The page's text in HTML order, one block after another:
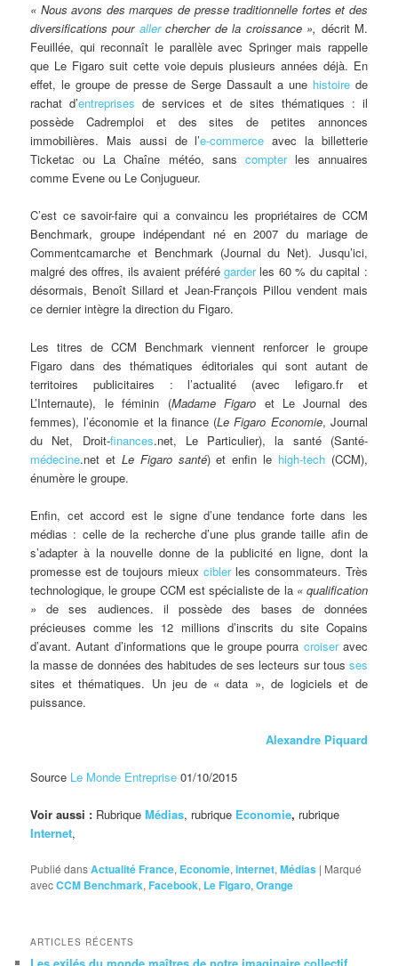
« Nous avons des marques de presse traditionnelle fortes et des
diversifications pour allerchercher de la croissance », décrit M.
Feuillée, qui reconnaît le parallèle avec Springer mais rappelle
que Le Figaro suit cette voie depuis plusieurs années déjà. En
effet, le groupe de presse de Serge Dassault a une histoirede
rachat d’entreprises de services et de sites thématiques : il
possède Cadremploi et des sites de petites annonces
immobilières. Mais aussi de l’e-commerce avec la billetterie
Ticketac ou La Chaîne météo, sans compterles annuaires
comme Evene ou Le Conjugueur.
C’est ce savoir-faire qui a convaincu les propriétaires de CCM
Benchmark, groupe indépendant né en 2007 du mariage de
Commentcamarche et Benchmark (Journal du Net). Jusqu’ici,
malgré des offres, ils avaient préféré garderles 60 % du capital :
désormais, Benoît Sillard et Jean-François Pillou vendent mais
ce dernier intègre la direction du Figaro.
Les titres de CCM Benchmark viennent renforcer le groupe
Figaro dans des thématiques éditoriales qui sont autant de
territoires publicitaires : l’actualité (avec lefigaro.fr et
L’Internaute), le féminin (Madame Figaro et Le Journal des
femmes), l’économie et la finance (Le Figaro Economie, Journal
du Net, Droit-finances.net, Le Particulier), la santé (Santé-
médecine.net et Le Figaro santé) et enfin le high-tech (CCM),
énumère le groupe.
Enfin, cet accord est le signe d’une tendance forte dans les
médias : celle de la recherche d’une plus grande taille afin de
s’adapter à la nouvelle donne de la publicité en ligne, dont la
promesse est de toujours mieux ciblerles consommateurs. Très
technologique, le groupe CCM est spécialiste de la « qualification
» de ses audiences. il possède des bases de données
précieuses comme les 12 millions d’inscrits du site Copains
d’avant. Autant d’informations que le groupe pourra croiseravec
la masse de données des habitudes de ses lecteurs sur tous ses
sites et thématiques. Un jeu de « data », de logiciels et de
puissance.
Alexandre Piquard
Source Le Monde Entreprise 01/10/2015
Voir aussi : RubriqueMédias, rubrique Economie, rubrique
Internet,
Publié dansActualité France, Economie,internet,Médias | Marqué
avecCCM Benchmark,Facebook, Le Figaro,Orange
ARTICLES RÉCENTS